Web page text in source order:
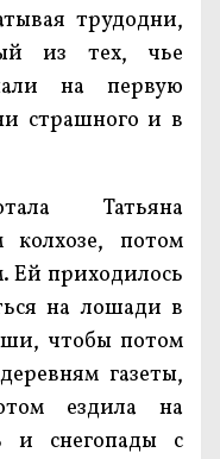
трудодни,
из тех, чье
на первую
страшного и в
Татьяна
колхозе, потом
Ей приходилось
на лошади в
чтобы потом
газеты,
ездила на
и снегопады с